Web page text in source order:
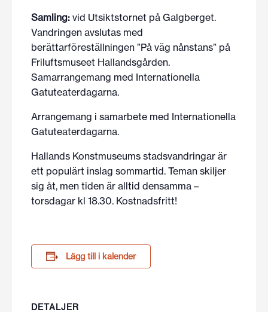
Samling: vid Utsiktstornet på Galgberget.
Vandringen avslutas med
berättarföreställningen ”På väg nånstans” på
Friluftsmuseet Hallandsgården.
Samarrangemang med Internationella
Gatuteaterdagarna.
Arrangemang i samarbete med Internationella
Gatuteaterdagarna.
Hallands Konstmuseums stadsvandringar är
ett populärt inslag sommartid. Teman skiljer
sig åt, men tiden är alltid densamma –
torsdagar kl 18.30. Kostnadsfritt!
Lägg till i kalender
DETALJER